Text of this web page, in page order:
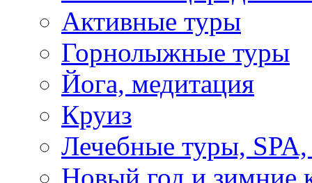
Активные туры
Горнолыжные туры
Йога, медитация
Круиз
Лечебные туры, SPA,
Новый год и зимние